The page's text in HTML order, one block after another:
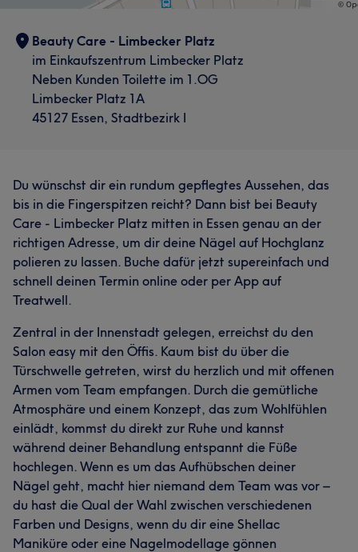
Beauty Care - Limbecker Platz
im Einkaufszentrum Limbecker Platz
Neben Kunden Toilette im 1.OG
Limbecker Platz 1A
45127 Essen, Stadtbezirk I
Du wünschst dir ein rundum gepflegtes Aussehen, das
bis in die Fingerspitzen reicht? Dann bist bei Beauty
Care - Limbecker Platz mitten in Essen genau an der
richtigen Adresse, um dir deine Nägel auf Hochglanz
polieren zu lassen. Buche dafür jetzt supereinfach und
schnell deinen Termin online oder per App auf
Treatwell.
Zentral in der Innenstadt gelegen, erreichst du den
Salon easy mit den Öffis. Kaum bist du über die
Türschwelle getreten, wirst du herzlich und mit offenen
Armen vom Team empfangen. Durch die gemütliche
Atmosphäre und einem Konzept, das zum Wohlfühlen
einlädt, kommst du direkt zur Ruhe und kannst
während deiner Behandlung entspannt die Füße
hochlegen. Wenn es um das Aufhübschen deiner
Nägel geht, macht hier niemand dem Team was vor –
du hast die Qual der Wahl zwischen verschiedenen
Farben und Designs, wenn du dir eine Shellac
Maniküre oder eine Nagelmodellage gönnen